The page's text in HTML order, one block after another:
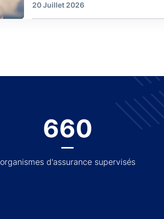
20 Juillet 2026
660
organismes d'assurance supervisés